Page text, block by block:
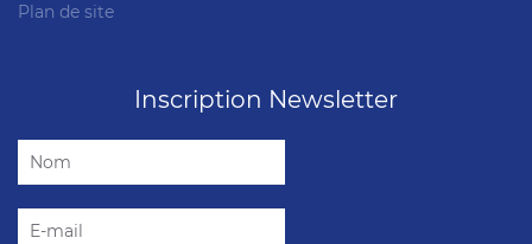
Plan de site
Inscription Newsletter